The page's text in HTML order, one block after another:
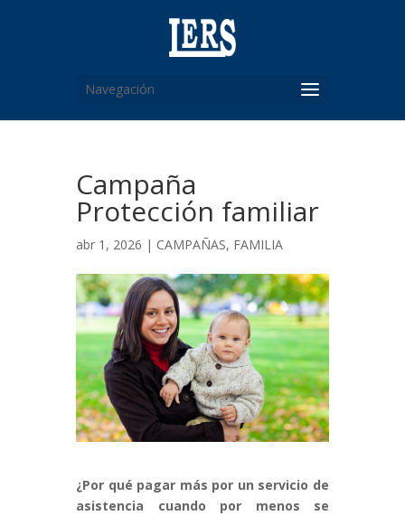
Navegación
Campaña
Protección familiar
abr 1, 2026 | CAMPAÑAS, FAMILIA
¿Por qué pagar más por un servicio de
asistencia cuando por menos se